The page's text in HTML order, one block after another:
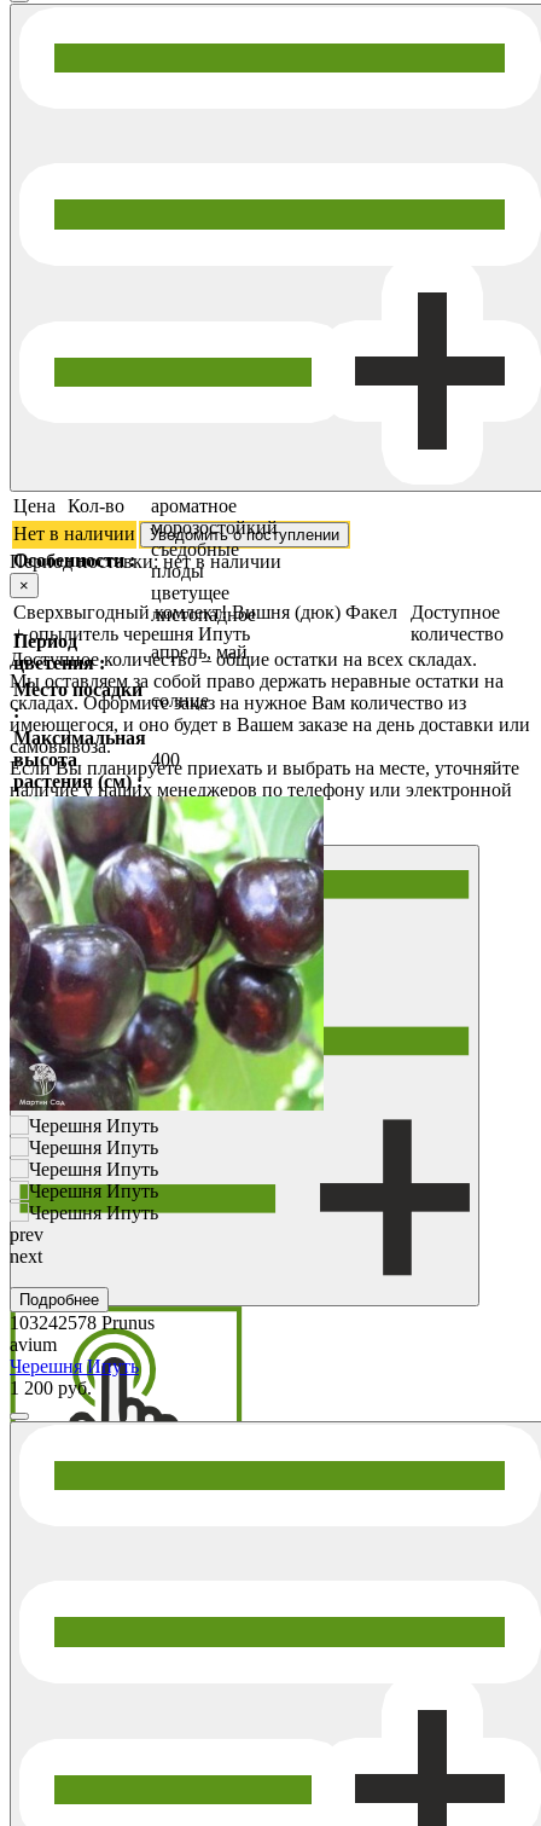
Особенности :
ароматное
морозостойкий
съедобные
плоды
цветущее
листопадное
Период
цветения :
апрель, май
Место посадки
:
солнце
Максимальная
высота
растения (см) :
400
prev
next
Подробнее
103242578 Prunus
avium
Черешня Ипуть
1 200 руб.
Цена
Кол-во
Нет в наличии
Уведомить о поступлении
Период поставки:нет в наличии
×
Сверхвыгодный комлект! Вишня (дюк) Факел
+ опылитель черешня Ипуть
Доступное
количество
Доступное количество – общие остатки на всех складах.
Мы оставляем за собой право держать неравные остатки на
складах. Оформите заказ на нужное Вам количество из
имеющегося, и оно будет в Вашем заказе на день доставки или
самовывоза.
Если Вы планируете приехать и выбрать на месте, уточняйте
наличие у наших менеджеров по телефону или электронной
почте.
Купить
интересующий Вас раздел